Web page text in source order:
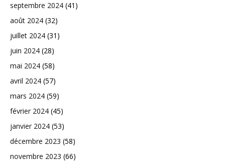
septembre 2024 (41)
août 2024 (32)
juillet 2024 (31)
juin 2024 (28)
mai 2024 (58)
avril 2024 (57)
mars 2024 (59)
février 2024 (45)
janvier 2024 (53)
décembre 2023 (58)
novembre 2023 (66)